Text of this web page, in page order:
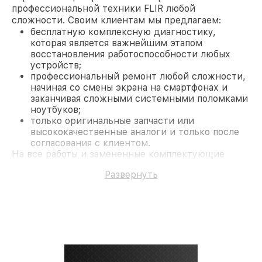
профессиональной техники FLIR любой
сложности. Своим клиентам мы предлагаем:
бесплатную комплексную диагностику,
которая является важнейшим этапом
восстановления работоспособности любых
устройств;
профессиональный ремонт любой сложности,
начиная со смены экрана на смартфонах и
заканчивая сложными системными поломками
ноутбуков;
только оригинальные запчасти или
высококачественные аналоги и только после
согласования с клиентом.
На все работы и замененные комплектующие
поломки по условиям гарантии, мы бесплатно
безупречной репутацией;
Развернуть